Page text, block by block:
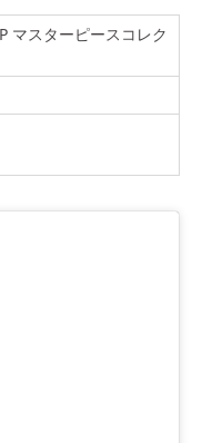
マスターピースコレク